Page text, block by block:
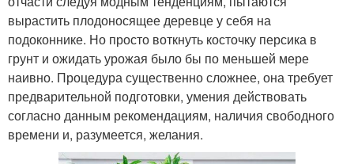
вырастить плодоносящее деревце у себя на
подоконнике. Но просто воткнуть косточку персика в
грунт и ожидать урожая было бы по меньшей мере
наивно. Процедура существенно сложнее, она требует
предварительной подготовки, умения действовать
согласно данным рекомендациям, наличия свободного
времени и, разумеется, желания.